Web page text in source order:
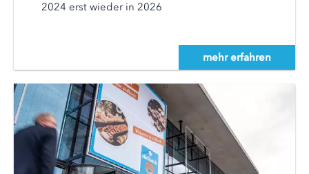
2024 erst wieder in 2026
mehr erfahren